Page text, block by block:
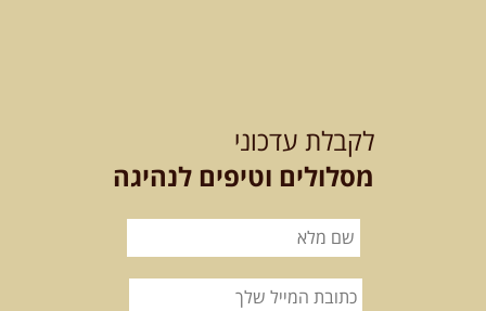
מסעות בעולם
קירגיסטאן – בעקבות הנוודים,
לקבלת עדכוני
מסלולים וטיפים לנהיגה